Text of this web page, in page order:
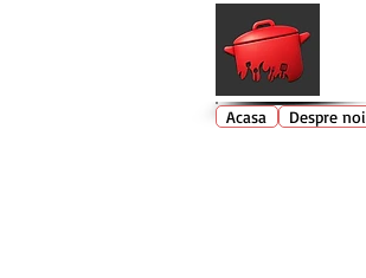
Acasa Despre noi